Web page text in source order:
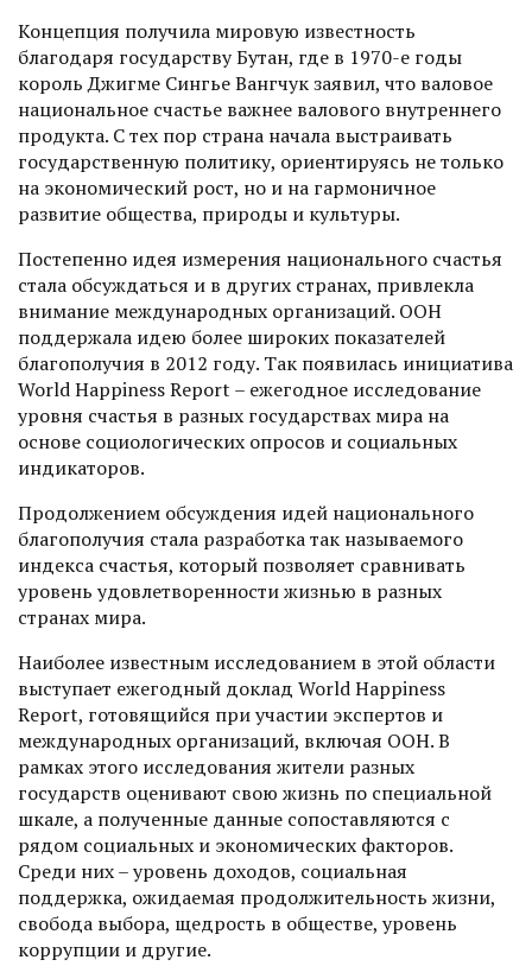
Концепция получила мировую известность
благодаря государству Бутан, где в 1970-е годы
король Джигме Сингье Вангчук заявил, что валовое
национальное счастье важнее валового внутреннего
продукта. С тех пор страна начала выстраивать
государственную политику, ориентируясь не только
на экономический рост, но и на гармоничное
развитие общества, природы и культуры.
Постепенно идея измерения национального счастья
стала обсуждаться и в других странах, привлекла
внимание международных организаций. ООН
поддержала идею более широких показателей
благополучия в 2012 году. Так появилась инициатива
World Happiness Report – ежегодное исследование
уровня счастья в разных государствах мира на
основе социологических опросов и социальных
индикаторов.
Продолжением обсуждения идей национального
благополучия стала разработка так называемого
индекса счастья, который позволяет сравнивать
уровень удовлетворенности жизнью в разных
странах мира.
Наиболее известным исследованием в этой области
выступает ежегодный доклад World Happiness
Report, готовящийся при участии экспертов и
международных организаций, включая ООН. В
рамках этого исследования жители разных
государств оценивают свою жизнь по специальной
шкале, а полученные данные сопоставляются с
рядом социальных и экономических факторов.
Среди них – уровень доходов, социальная
поддержка, ожидае­мая продолжительность жизни,
свобода выбора, щедрость в обществе, уровень
коррупции и другие.